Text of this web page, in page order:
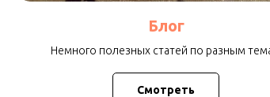
Блог
Немного полезных статей по разным
Смотреть